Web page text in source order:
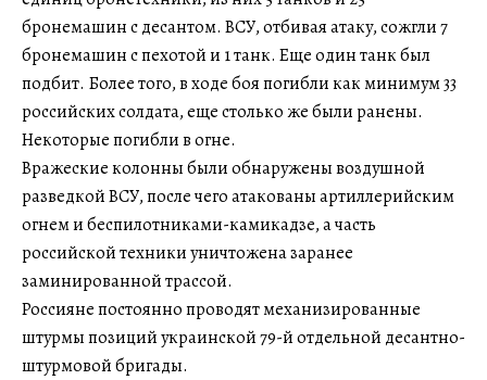
бронемашин с десантом. ВСУ, отбивая атаку, сожгли 7
бронемашин с пехотой и 1 танк. Еще один танк был
подбит. Более того, в ходе боя погибли как минимум 33
российских солдата, еще столько же были ранены.
Некоторые погибли в огне.
Вражеские колонны были обнаружены воздушной
разведкой ВСУ, после чего атакованы артиллерийским
огнем и беспилотниками-камикадзе, а часть
российской техники уничтожена заранее
заминированной трассой.
Россияне постоянно проводят механизированные
штурмы позиций украинской 79-й отдельной десантно-
штурмовой бригады.